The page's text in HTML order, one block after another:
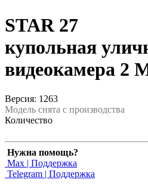
STAR 27
купольная
видеокамера 2
Версия: 1263
Модель снята с производства
Количество
Нужна помощь?
Max | Поддержка
Telegram | Поддержка